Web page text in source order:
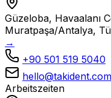
Güzeloba, Havaalanı
Muratpaşa/Antalya,
→
+90 501 519 5040
hello@takident.com
Arbeitszeiten